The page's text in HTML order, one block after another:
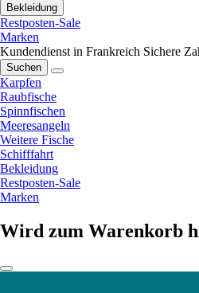
Bekleidung
Restposten-Sale
Marken
Kundendienst in Frankreich Sichere
Suchen
Karpfen
Raubfische
Spinnfischen
Meeresangeln
Weitere Fische
Schifffahrt
Bekleidung
Restposten-Sale
Marken
Wird zum Warenkorb